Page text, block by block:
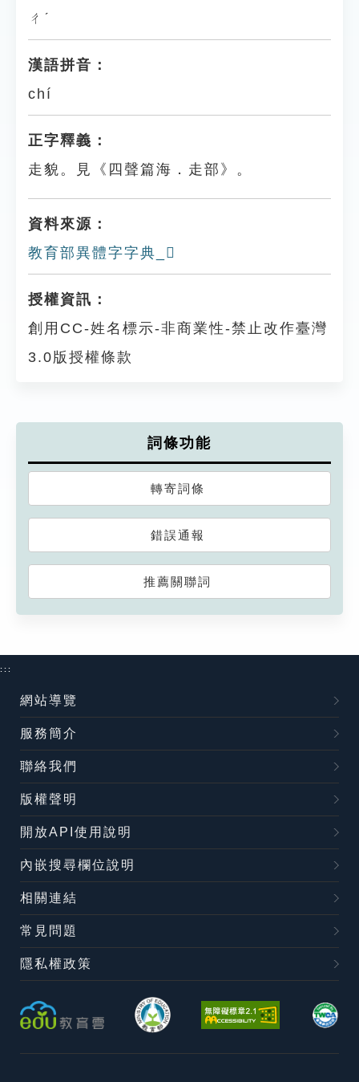
ㄔˊ
漢語拼音：
chí
正字釋義：
走貌。見《四聲篇海．走部》。
資料來源：
教育部異體字字典_𧺏
授權資訊：
創用CC-姓名標示-非商業性-禁止改作臺灣
3.0版授權條款
詞條功能
轉寄詞條
錯誤通報
推薦關聯詞
:::
網站導覽
服務簡介
聯絡我們
版權聲明
開放API使用說明
內嵌搜尋欄位說明
相關連結
常見問題
隱私權政策